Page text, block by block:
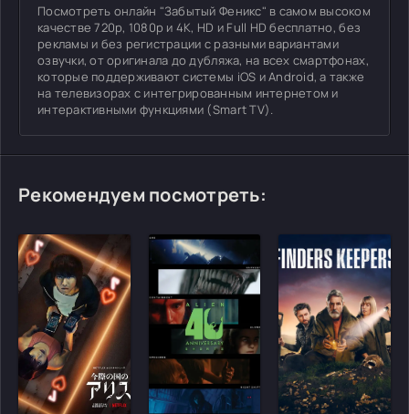
Посмотреть онлайн "Забытый Феникс" в самом высоком
качестве 720p, 1080p и 4K, HD и Full HD бесплатно, без
рекламы и без регистрации с разными вариантами
озвучки, от оригинала до дубляжа, на всех смартфонах,
которые поддерживают системы iOS и Android, а также
на телевизорах с интегрированным интернетом и
интерактивными функциями (Smart TV).
Рекомендуем посмотреть:
[/xfgiven_cvh_poster_urlcvh_poster_url][/xfgiven_cvh_poster_urlcvh_poster_url]
[/